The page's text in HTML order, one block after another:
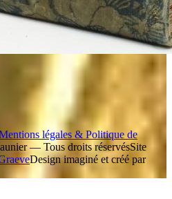
légales & Politique de
— Tous droits réservésSite
Design imaginé et créé par